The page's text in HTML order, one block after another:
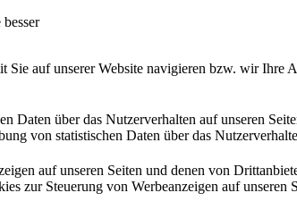
Sie auf unserer Website navigieren bzw. wir Ihre
Daten über das Nutzerverhalten auf unseren
von statistischen Daten über das
auf unseren Seiten und denen von
zur Steuerung von Werbeanzeigen auf